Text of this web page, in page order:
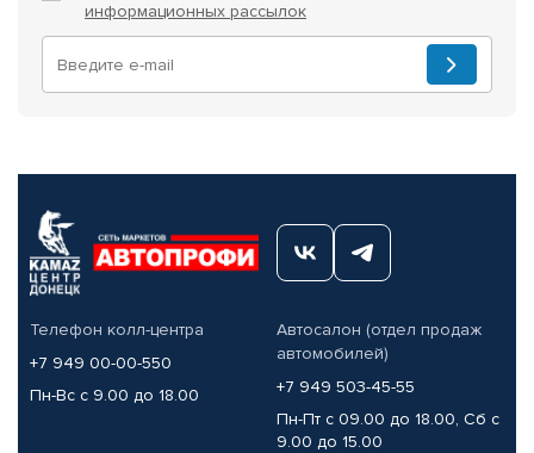
информационных рассылок
Телефон колл-центра
+7 949 00-00-550
Пн-Вс с 9.00 до 18.00
Автосалон (отдел продаж
автомобилей)
+7 949 503-45-55
Пн-Пт с 09.00 до 18.00, Сб с
9.00 до 15.00